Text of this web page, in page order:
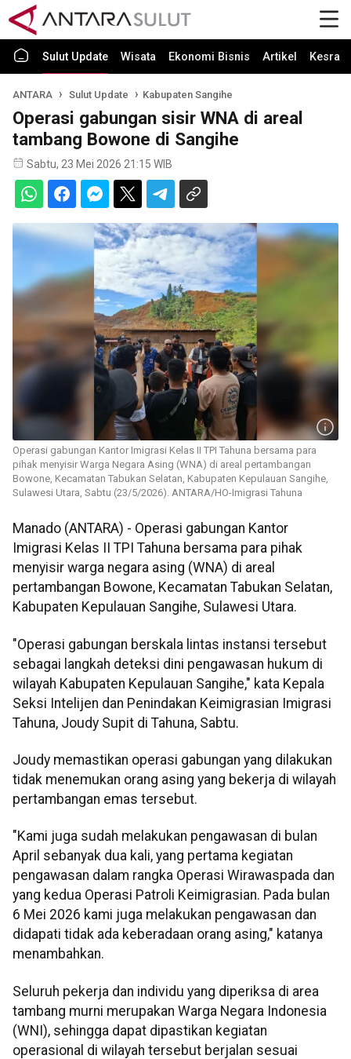
Sulut Update Wisata Ekonomi Bisnis Artikel Kesra
ANTARA Sulut Update Kabupaten Sangihe
Operasi gabungan sisir WNA di areal
tambang Bowone di Sangihe
Sabtu, 23 Mei 2026 21:15 WIB
Operasi gabungan Kantor Imigrasi Kelas II TPI Tahuna bersama para
pihak menyisir Warga Negara Asing (WNA) di areal pertambangan
Bowone, Kecamatan Tabukan Selatan, Kabupaten Kepulauan Sangihe,
Sulawesi Utara, Sabtu (23/5/2026). ANTARA/HO-Imigrasi Tahuna
Manado (ANTARA) - Operasi gabungan Kantor
Imigrasi Kelas II TPI Tahuna bersama para pihak
menyisir warga negara asing (WNA) di areal
pertambangan Bowone, Kecamatan Tabukan Selatan,
Kabupaten Kepulauan Sangihe, Sulawesi Utara.
"Operasi gabungan berskala lintas instansi tersebut
sebagai langkah deteksi dini pengawasan hukum di
wilayah Kabupaten Kepulauan Sangihe," kata Kepala
Seksi Intelijen dan Penindakan Keimigrasian Imigrasi
Tahuna, Joudy Supit di Tahuna, Sabtu.
Joudy memastikan operasi gabungan yang dilakukan
tidak menemukan orang asing yang bekerja di wilayah
pertambangan emas tersebut.
"Kami juga sudah melakukan pengawasan di bulan
April sebanyak dua kali, yang pertama kegiatan
pengawasan dalam rangka Operasi Wirawaspada dan
yang kedua Operasi Patroli Keimigrasian. Pada bulan
6 Mei 2026 kami juga melakukan pengawasan dan
didapati tidak ada keberadaan orang asing," katanya
menambahkan.
Seluruh pekerja dan individu yang diperiksa di area
tambang murni merupakan Warga Negara Indonesia
(WNI), sehingga dapat dipastikan kegiatan
operasional di wilayah tersebut berjalan sesuai